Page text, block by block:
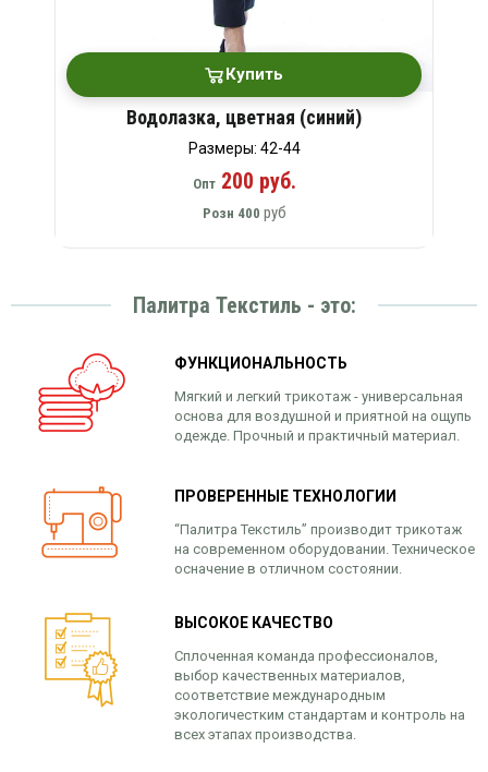
Купить
Водолазка, цветная (синий)
Размеры: 42-44
Опт200 руб.
Розн 400 руб
Палитра Текстиль - это:
ФУНКЦИОНАЛЬНОСТЬ
Мягкий и легкий трикотаж - универсальная
основа для воздушной и приятной на ощупь
одежде. Прочный и практичный материал.
ПРОВЕРЕННЫЕ ТЕХНОЛОГИИ
“Палитра Текстиль” производит трикотаж
на современном оборудовании. Техническое
осначение в отличном состоянии.
ВЫСОКОЕ КАЧЕСТВО
Сплоченная команда профессионалов,
выбор качественных материалов,
соответствие международным
экологичестким стандартам и контроль на
всех этапах производства.